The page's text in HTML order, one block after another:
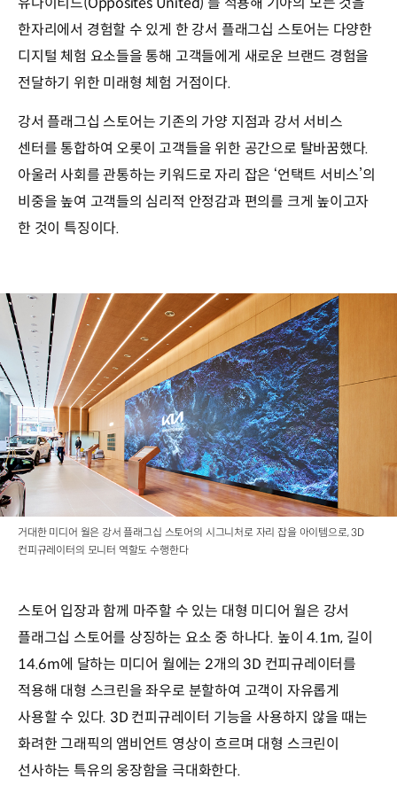
한자리에서 경험할 수 있게 한 강서 플래그십 스토어는 다양한
디지털 체험 요소들을 통해 고객들에게 새로운 브랜드 경험을
전달하기 위한 미래형 체험 거점이다.
강서 플래그십 스토어는 기존의 가양 지점과 강서 서비스
센터를 통합하여 오롯이 고객들을 위한 공간으로 탈바꿈했다.
아울러 사회를 관통하는 키워드로 자리 잡은 ‘언택트 서비스’의
비중을 높여 고객들의 심리적 안정감과 편의를 크게 높이고자
한 것이 특징이다.
거대한 미디어 월은 강서 플래그십 스토어의 시그니처로 자리 잡을 아이템으로, 3D
컨피규레이터의 모니터 역할도 수행한다
스토어 입장과 함께 마주할 수 있는 대형 미디어 월은 강서
플래그십 스토어를 상징하는 요소 중 하나다. 높이 4.1m, 길이
14.6m에 달하는 미디어 월에는 2개의 3D 컨피규레이터를
적용해 대형 스크린을 좌우로 분할하여 고객이 자유롭게
사용할 수 있다. 3D 컨피규레이터 기능을 사용하지 않을 때는
화려한 그래픽의 앰비언트 영상이 흐르며 대형 스크린이
선사하는 특유의 웅장함을 극대화한다.